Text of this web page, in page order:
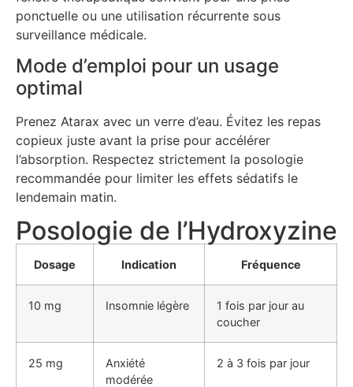
ponctuelle ou une utilisation récurrente sous
surveillance médicale.
Mode d’emploi pour un usage
optimal
Prenez Atarax avec un verre d’eau. Évitez les repas
copieux juste avant la prise pour accélérer
l’absorption. Respectez strictement la posologie
recommandée pour limiter les effets sédatifs le
lendemain matin.
Posologie de l’Hydroxyzine
Dosage Indication Fréquence
10 mg Insomnie légère
1 fois par jour au
coucher
25 mg
Anxiété
modérée
2 à 3 fois par jour